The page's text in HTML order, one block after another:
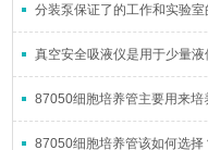
分装泵保证了的工作和实验室
真空安全吸液仪是用于少量
87050细胞培养管主要用来培
87050细胞培养管该如何选择